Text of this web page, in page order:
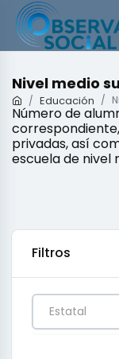
Nivel medio
Educación
Número de
privadas, así
escuela de nivel
Filtros
Estatal